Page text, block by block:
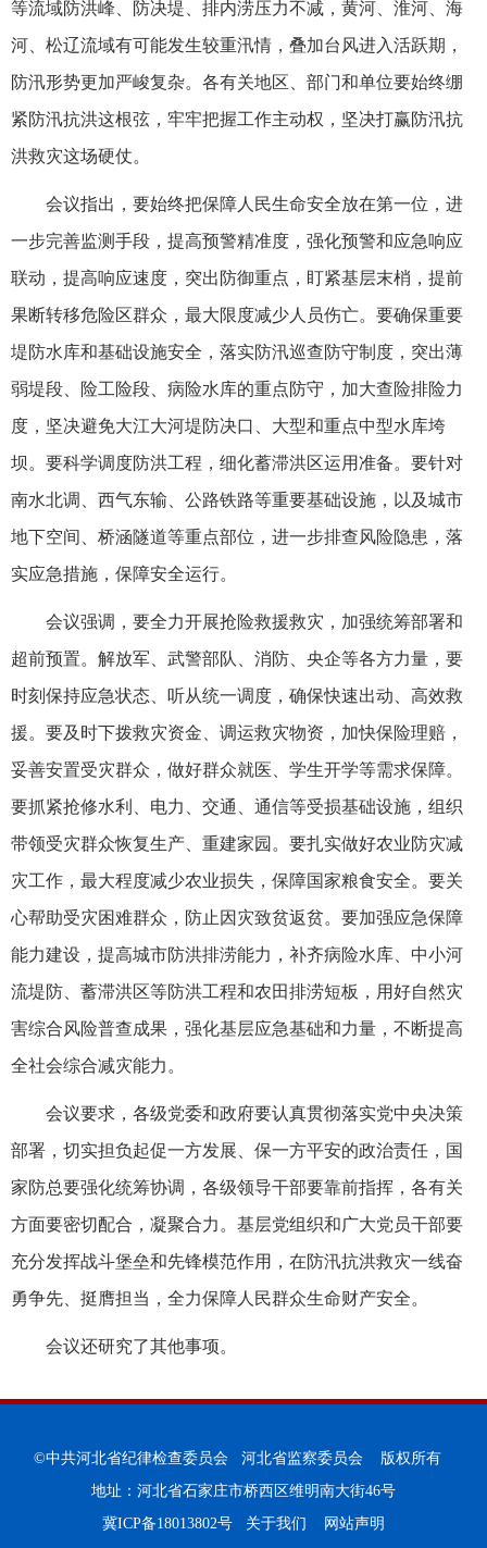
等流域防洪峰、防决堤、排内涝压力不减，黄河、淮河、海
河、松辽流域有可能发生较重汛情，叠加台风进入活跃期，
防汛形势更加严峻复杂。各有关地区、部门和单位要始终绷
紧防汛抗洪这根弦，牢牢把握工作主动权，坚决打赢防汛抗
洪救灾这场硬仗。
会议指出，要始终把保障人民生命安全放在第一位，进
一步完善监测手段，提高预警精准度，强化预警和应急响应
联动，提高响应速度，突出防御重点，盯紧基层末梢，提前
果断转移危险区群众，最大限度减少人员伤亡。要确保重要
堤防水库和基础设施安全，落实防汛巡查防守制度，突出薄
弱堤段、险工险段、病险水库的重点防守，加大查险排险力
度，坚决避免大江大河堤防决口、大型和重点中型水库垮
坝。要科学调度防洪工程，细化蓄滞洪区运用准备。要针对
南水北调、西气东输、公路铁路等重要基础设施，以及城市
地下空间、桥涵隧道等重点部位，进一步排查风险隐患，落
实应急措施，保障安全运行。
会议强调，要全力开展抢险救援救灾，加强统筹部署和
超前预置。解放军、武警部队、消防、央企等各方力量，要
时刻保持应急状态、听从统一调度，确保快速出动、高效救
援。要及时下拨救灾资金、调运救灾物资，加快保险理赔，
妥善安置受灾群众，做好群众就医、学生开学等需求保障。
要抓紧抢修水利、电力、交通、通信等受损基础设施，组织
带领受灾群众恢复生产、重建家园。要扎实做好农业防灾减
灾工作，最大程度减少农业损失，保障国家粮食安全。要关
心帮助受灾困难群众，防止因灾致贫返贫。要加强应急保障
能力建设，提高城市防洪排涝能力，补齐病险水库、中小河
流堤防、蓄滞洪区等防洪工程和农田排涝短板，用好自然灾
害综合风险普查成果，强化基层应急基础和力量，不断提高
全社会综合减灾能力。
会议要求，各级党委和政府要认真贯彻落实党中央决策
部署，切实担负起促一方发展、保一方平安的政治责任，国
家防总要强化统筹协调，各级领导干部要靠前指挥，各有关
方面要密切配合，凝聚合力。基层党组织和广大党员干部要
充分发挥战斗堡垒和先锋模范作用，在防汛抗洪救灾一线奋
勇争先、挺膺担当，全力保障人民群众生命财产安全。
会议还研究了其他事项。
©中共河北省纪律检查委员会 河北省监察委员会 版权所有
地址：河北省石家庄市桥西区维明南大街46号
冀ICP备18013802号
关于我们 网站声明